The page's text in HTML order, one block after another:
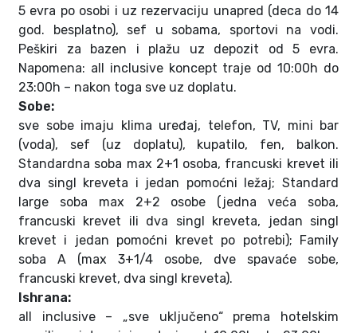
5 evra po osobi i uz rezervaciju unapred (deca do 14
god. besplatno), sef u sobama, sportovi na vodi.
Peškiri za bazen i plažu uz depozit od 5 evra.
Napomena: all inclusive koncept traje od 10:00h do
23:00h – nakon toga sve uz doplatu.
Sobe:
sve sobe imaju klima uređaj, telefon, TV, mini bar
(voda), sef (uz doplatu), kupatilo, fen, balkon.
Standardna soba max 2+1 osoba, francuski krevet ili
dva singl kreveta i jedan pomoćni ležaj; Standard
large soba max 2+2 osobe (jedna veća soba,
francuski krevet ili dva singl kreveta, jedan singl
krevet i jedan pomoćni krevet po potrebi); Family
soba A (max 3+1/4 osobe, dve spavaće sobe,
francuski krevet, dva singl kreveta).
Ishrana:
all inclusive – „sve uključeno“ prema hotelskim